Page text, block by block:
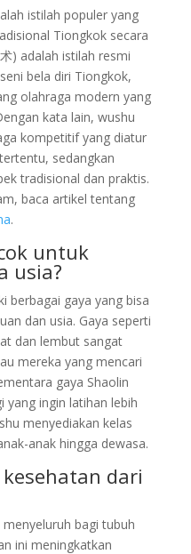
istilah populer yang
Tiongkok secara
) adalah istilah resmi
bela diri Tiongkok,
olahraga modern yang
kata lain, wushu
kompetitif yang diatur
sedangkan
tradisional dan praktis.
baca artikel tentang
.
untuk
usia?
berbagai gaya yang bisa
dan usia. Gaya seperti
dan lembut sangat
mereka yang mencari
gaya Shaolin
yang ingin latihan lebih
menyediakan kelas
anak hingga dewasa.
dari
bagi tubuh
ini meningkatkan